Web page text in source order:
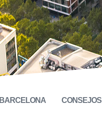
BARCELONA CONSEJOS